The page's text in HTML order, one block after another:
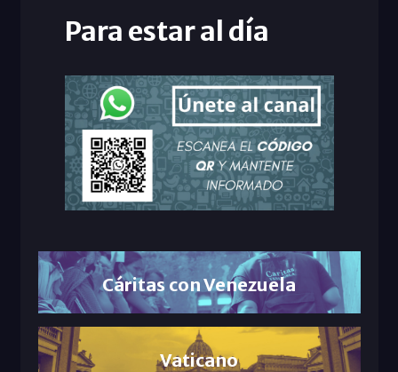
Para estar al día
Cáritas con Venezuela
Vaticano